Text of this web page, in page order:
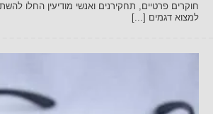
חוקרים פרטיים, תחקירנים ואנשי מודיעין החלו
למצוא דגמים [...]